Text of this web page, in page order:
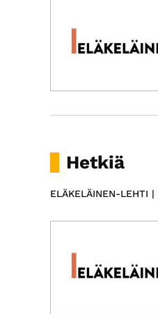
Hetkiä
ELÄKELÄINEN-LEHTI |